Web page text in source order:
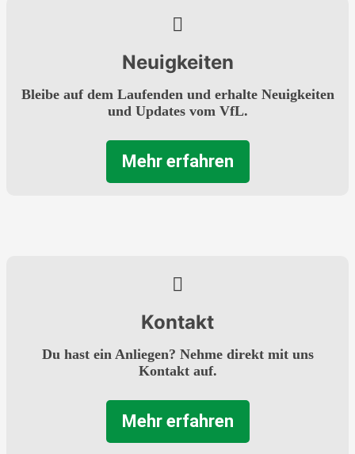
Neuigkeiten
Bleibe auf dem Laufenden und erhalte Neuigkeiten
und Updates vom VfL.
Mehr erfahren
Kontakt
Du hast ein Anliegen? Nehme direkt mit uns
Kontakt auf.
Mehr erfahren